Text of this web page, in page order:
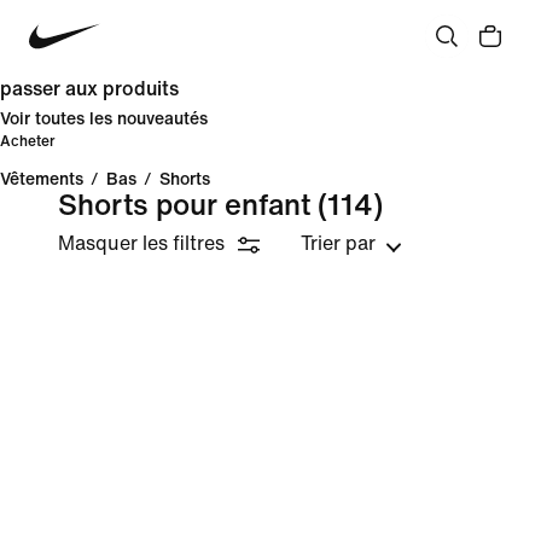
passer aux produits
Voir toutes les nouveautés
Acheter
Vêtements / Bas / Shorts
Shorts pour enfant (114)
Masquer les filtres Trier par